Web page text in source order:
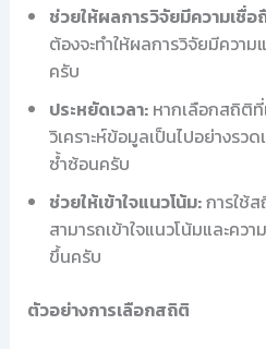
ช่วยให้ผลการวิจัยมีความเชื่อ
ต้องจะทำให้ผลการวิจัยมีควา
ครับ
ประหยัดเวลา:หากเลือกสถิติที่
วิเคราะห์ข้อมูลเป็นไปอย่างรว
ซ้ำซ้อนครับ
ช่วยให้เข้าใจแนวโน้ม:การใช้ส
สามารถเข้าใจแนวโน้มและค
ขึ้นครับ
ตัวอย่างการเลือกสถิติ